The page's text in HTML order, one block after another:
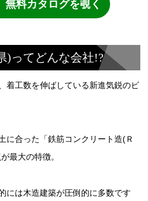
)ってどんな会社!?
着工数を伸ばしている新進気鋭のビ
に合った「鉄筋コンクリート造(Ｒ
最大の特徴。
には木造建築が圧倒的に多数です